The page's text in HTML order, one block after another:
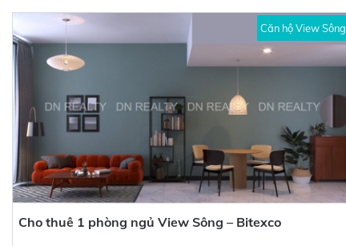
Căn hộ View Sông
Cho thuê 1 phòng ngủ View Sông – Bitexco